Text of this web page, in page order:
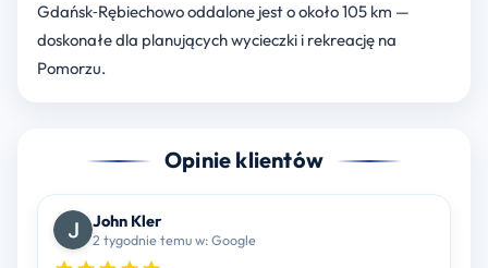
Gdańsk‑Rębiechowo oddalone jest o około 105 km —
doskonałe dla planujących wycieczki i rekreację na
Pomorzu.
Opinie klientów
John Kler
2 tygodnie temu w: Google